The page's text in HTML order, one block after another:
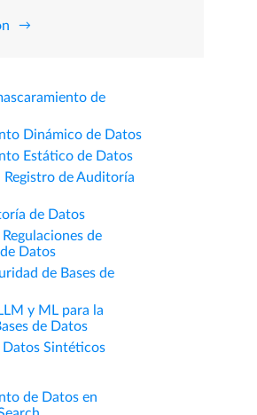
de
Dinámico de Datos
Estático de Datos
de Auditoría
de Datos
de
Datos
de Bases de
y ML para la
de Datos
Datos Sintéticos
de Datos en